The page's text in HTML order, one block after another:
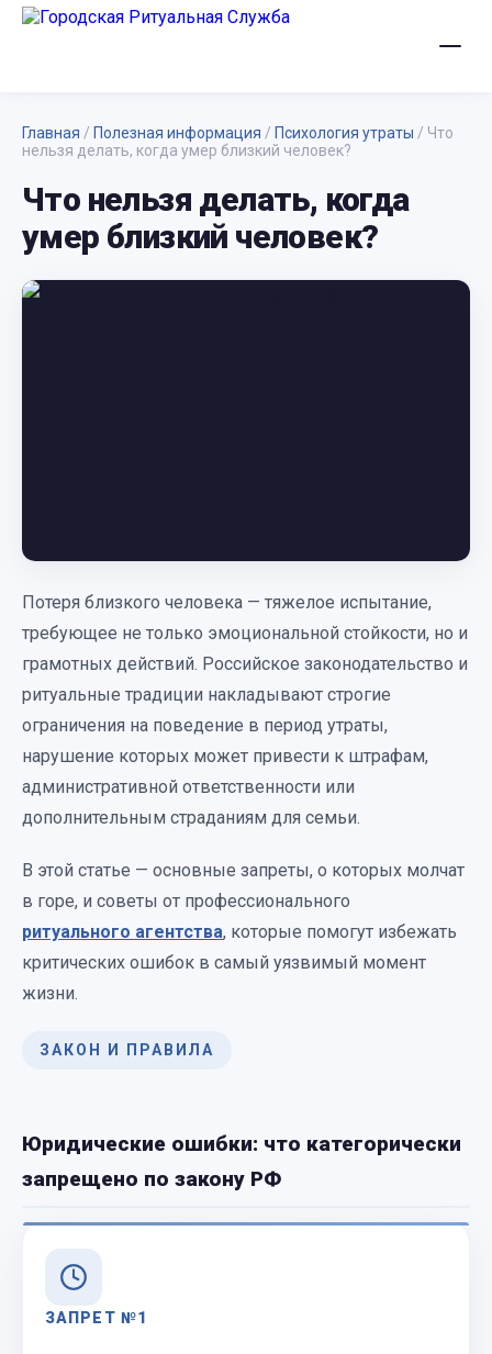
Главная / Полезная информация / Психология утраты / Что
нельзя делать, когда умер близкий человек?
Что нельзя делать, когда
умер близкий человек?
Потеря близкого человека — тяжелое испытание,
требующее не только эмоциональной стойкости, но и
грамотных действий. Российское законодательство и
ритуальные традиции накладывают строгие
ограничения на поведение в период утраты,
нарушение которых может привести к штрафам,
административной ответственности или
дополнительным страданиям для семьи.
В этой статье — основные запреты, о которых молчат
в горе, и советы от профессионального
ритуального агентства, которые помогут избежать
критических ошибок в самый уязвимый момент
жизни.
ЗАКОН И ПРАВИЛА
Юридические ошибки: что категорически
запрещено по закону РФ
ЗАПРЕТ №1